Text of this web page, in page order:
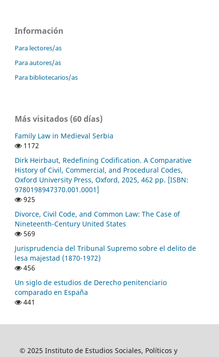
Información
Para lectores/as
Para autores/as
Para bibliotecarios/as
Más visitados (60 días)
Family Law in Medieval Serbia
1172
Dirk Heirbaut, Redefining Codification. A Comparative
History of Civil, Commercial, and Procedural Codes,
Oxford University Press, Oxford, 2025, 462 pp. [ISBN:
9780198947370.001.0001]
925
Divorce, Civil Code, and Common Law: The Case of
Nineteenth-Century United States
569
Jurisprudencia del Tribunal Supremo sobre el delito de
lesa majestad (1870-1972)
456
Un siglo de estudios de Derecho penitenciario
comparado en España
441
© 2025 Instituto de Estudios Sociales, Políticos y